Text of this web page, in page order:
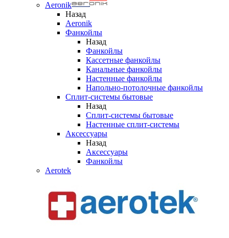
Aeronik
Назад
Aeronik
Фанкойлы
Назад
Фанкойлы
Кассетные фанкойлы
Канальные фанкойлы
Настенные фанкойлы
Напольно-потолочные фанкойлы
Сплит-системы бытовые
Назад
Сплит-системы бытовые
Настенные сплит-системы
Аксессуары
Назад
Аксессуары
Фанкойлы
Aerotek